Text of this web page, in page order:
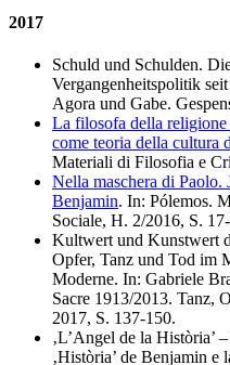
2017
Schuld und Schulden.
Vergangenheitspolitik
Agora und Gabe.
La filosofa della religione
come teoria della cultura
Materiali di Filosofia e
Nella maschera di Paolo.
Benjamin. In: Pólemos.
Sociale, H. 2/2016, S.
Kultwert und Kunstwert
Opfer, Tanz und Tod im
Moderne. In: Gabriele
Sacre 1913/2013. Tanz,
2017, S. 137-150.
‚L’Angel de la Història’
‚Història’ de Benjamin e